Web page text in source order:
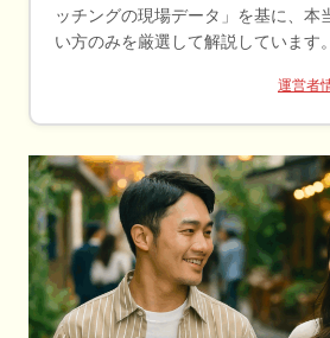
ッチングの現場データ」を基に、本
い方のみを厳選して解説しています。
運営者